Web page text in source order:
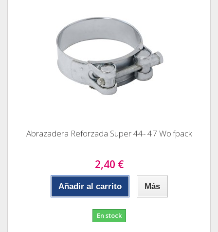
Abrazadera Reforzada Super 44- 47 Wolfpack
2,40 €
Añadir al carrito Más
En stock